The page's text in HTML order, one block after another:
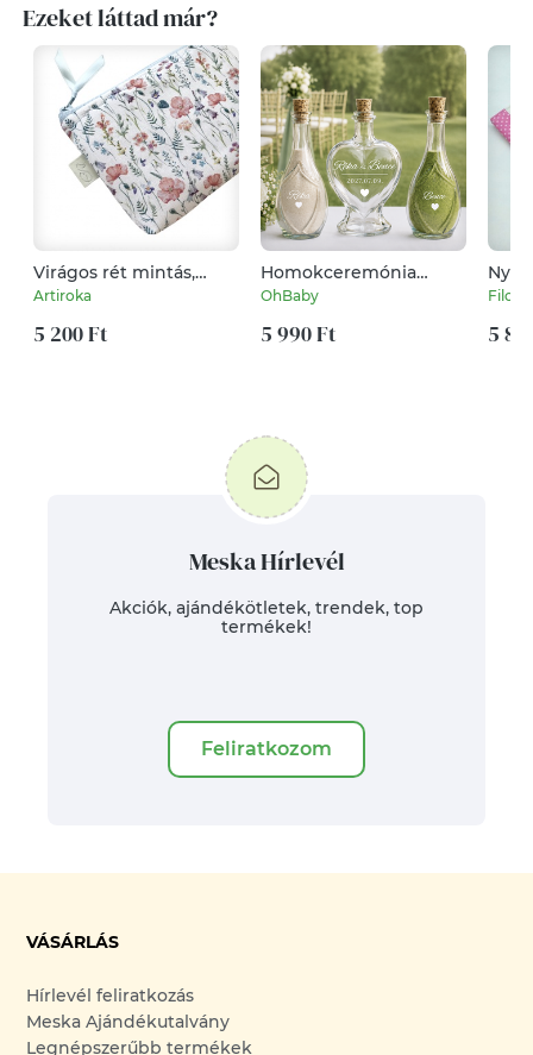
Ezeket láttad már?
Virágos rét mintás,
prémium irattartó
neszesszer,
szemüvegtok - Artiroka
Artiroka
5 200 Ft
Homokceremónia
esküvőre – Egyedi
homoköntő szett
felirattal és
dekorhomokkal
OhBaby
5 990 Ft 5
Meska Hírlevél
Akciók, ajándékötletek, trendek, top
termékek!
Feliratkozom
VÁSÁRLÁS
Hírlevél feliratkozás
Meska Ajándékutalvány
Legnépszerűbb termékek